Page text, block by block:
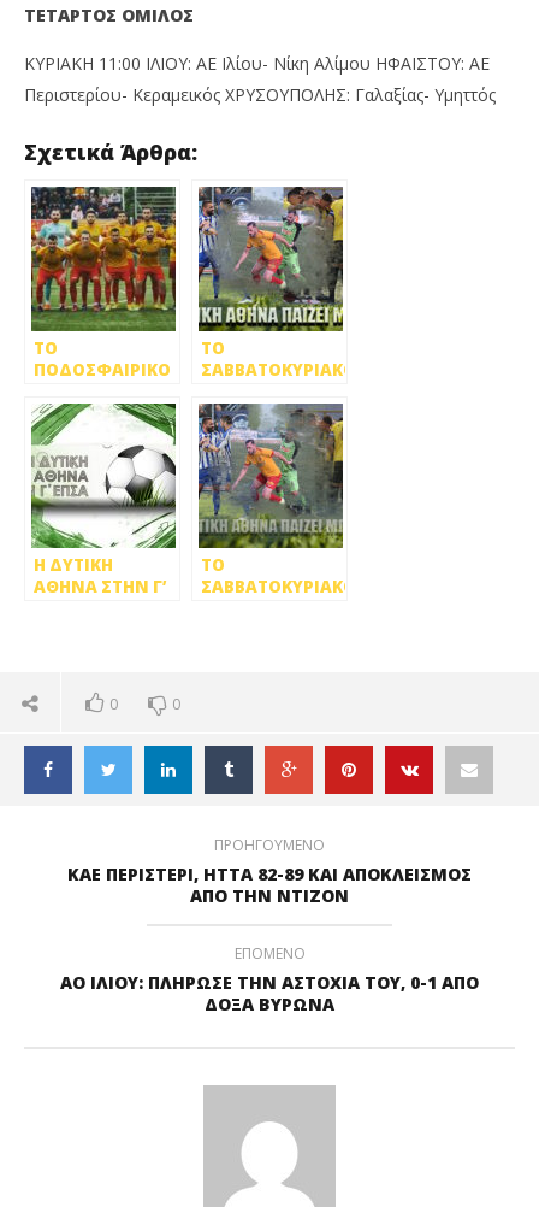
ΤΕΤΑΡΤΟΣ ΟΜΙΛΟΣ
ΚΥΡΙΑΚΗ 11:00 ΙΛΙΟΥ: ΑΕ Ιλίου- Νίκη Αλίμου ΗΦΑΙΣΤΟΥ: ΑΕ
Περιστερίου- Κεραμεικός ΧΡΥΣΟΥΠΟΛΗΣ: Γαλαξίας- Υμηττός
Σχετικά Άρθρα:
ΤΟ
ΠΟΔΟΣΦΑΙΡΙΚΟ
ΣΤΗΝ ΔΥΤΙΚΗ
ΑΘΗΝΑ…
ΤΟ
ΣΑΒΒΑΤΟΚΥΡΙΑΚΟ
ΑΘΗΝΑ
Η ΔΥΤΙΚΗ
ΑΘΗΝΑ ΣΤΗΝ Γ’
ΤΟ
ΣΑΒΒΑΤΟΚΥΡΙΑΚΟ
0 0
ΠΡΟΗΓΟΥΜΕΝΟ
ΚΑΕ ΠΕΡΙΣΤΕΡΙ, ΗΤΤΑ 82-89 ΚΑΙ ΑΠΟΚΛΕΙΣΜΟΣ
ΑΠΟ ΤΗΝ ΝΤΙΖΟΝ
ΕΠΟΜΕΝΟ
ΑΟ ΙΛΙΟΥ: ΠΛΗΡΩΣΕ ΤΗΝ ΑΣΤΟΧΙΑ ΤΟΥ, 0-1 ΑΠΟ
ΔΟΞΑ ΒΥΡΩΝΑ